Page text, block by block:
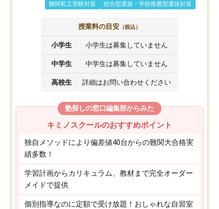
難関私立受験対策
総合型選抜・学校推薦型選抜対策
授業料の目安 （税込）
小学生 小学生は募集していません
中学生 中学生は募集していません
高校生 詳細はお問い合わせください
塾探しの窓口編集部からみた
キミノスクールのおすすめポイント
独自メソッドにより偏差値40台からの難関大合格実
績多数！
学習計画からカリキュラム、教材まで完全オーダー
メイドで提供
個別指導なのに定額で受け放題！おしゃれな自習室